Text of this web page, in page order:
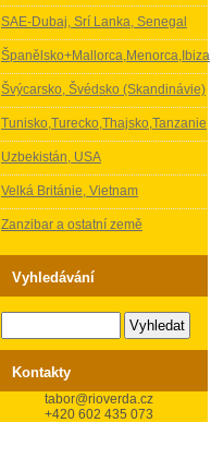
SAE-Dubaj, Srí Lanka, Senegal
Španělsko+Mallorca,Menorca,Ibiza
Švýcarsko, Švédsko (Skandinávie)
Tunisko,Turecko,Thajsko,Tanzanie
Uzbekistán, USA
Velká Británie, Vietnam
Zanzibar a ostatní země
Vyhledávání
Kontakty
tabor@rioverda.cz
+420 602 435 073